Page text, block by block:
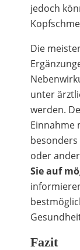
jedoch
Die
unter
werden.
Einnahme
oder
Sie auf
Fazit